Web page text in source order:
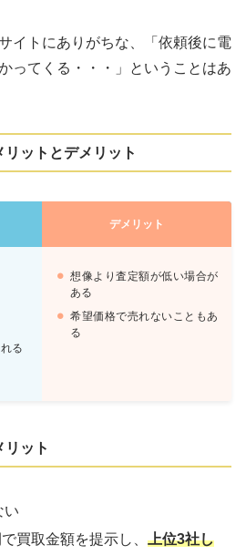
イトにありがちな、「依頼後に電
ってくる・・・」ということはあ
リットとデメリット
デメリット
る
想像より査定額が低い場合が
ある
希望価格で売れないこともあ
る
リット
い
買取金額を提示し、 上位3社し